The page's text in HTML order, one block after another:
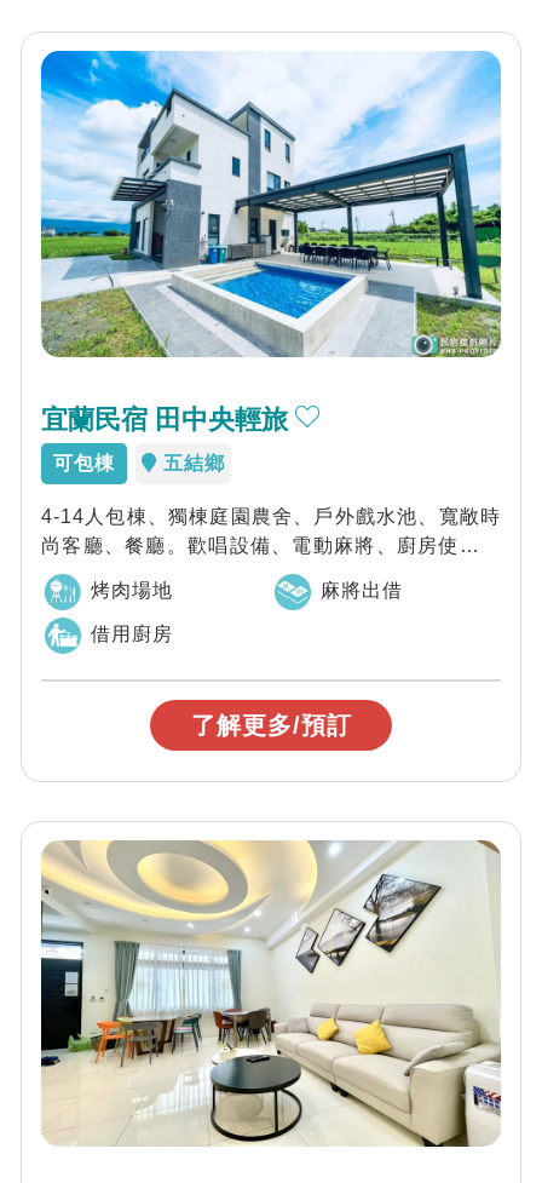
宜蘭民宿 田中央輕旅
可包棟 五結鄉
4-14人包棟、獨棟庭園農舍、戶外戲水池、寬敞時
尚客廳、餐廳。歡唱設備、電動麻將、廚房使用、
遮棚烤肉場地。羅東夜市、宜蘭幾米公園、...
烤肉場地 麻將出借
借用廚房
了解更多/預訂